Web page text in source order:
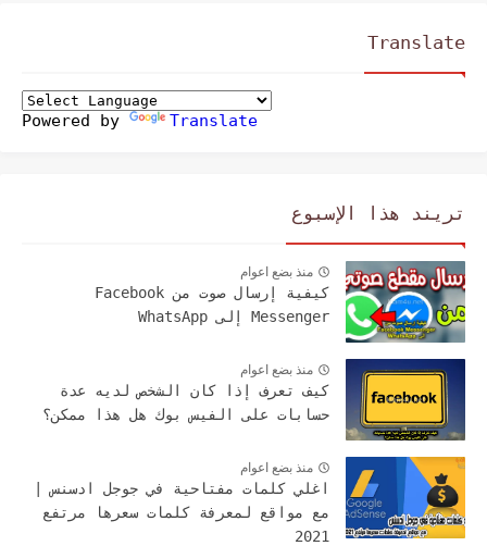
Translate
Powered by Translate
تريند هذا الإسبوع
منذ بضع اعوام
كيفية إرسال صوت من Facebook
Messenger إلى WhatsApp
منذ بضع اعوام
كيف تعرف إذا كان الشخص لديه عدة
حسابات على الفيس بوك هل هذا ممكن؟
منذ بضع اعوام
اغلي كلمات مفتاحية في جوجل ادسنس |
مع مواقع لمعرفة كلمات سعرها مرتفع
2021